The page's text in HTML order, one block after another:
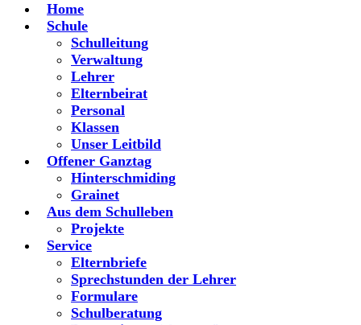
Home
Schule
Schulleitung
Verwaltung
Lehrer
Elternbeirat
Personal
Klassen
Unser Leitbild
Offener Ganztag
Hinterschmiding
Grainet
Aus dem Schulleben
Projekte
Service
Elternbriefe
Sprechstunden der Lehrer
Formulare
Schulberatung